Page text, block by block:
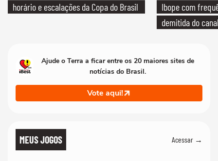
horário e escalações da Copa do Brasil
Ibope com
demitida do
Ajude o Terra a ficar entre os 20 maiores sites de
notícias do Brasil.
Vote aqui!
MEUS JOGOS Acessar →